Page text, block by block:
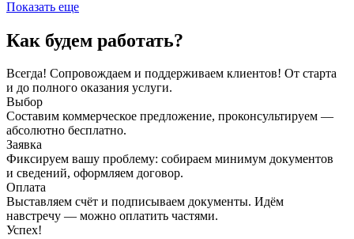
Показать еще
Как будем работать?
Всегда! Сопровождаем и поддерживаем клиентов! От старта
и до полного оказания услуги.
Выбор
Составим коммерческое предложение, проконсультируем —
абсолютно бесплатно.
Заявка
Фиксируем вашу проблему: собираем минимум документов
и сведений, оформляем договор.
Оплата
Выставляем счёт и подписываем документы. Идём
навстречу — можно оплатить частями.
Успех!